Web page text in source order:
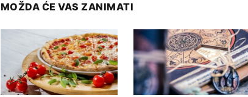
MOŽDA ĆE VAS ZANIMATI